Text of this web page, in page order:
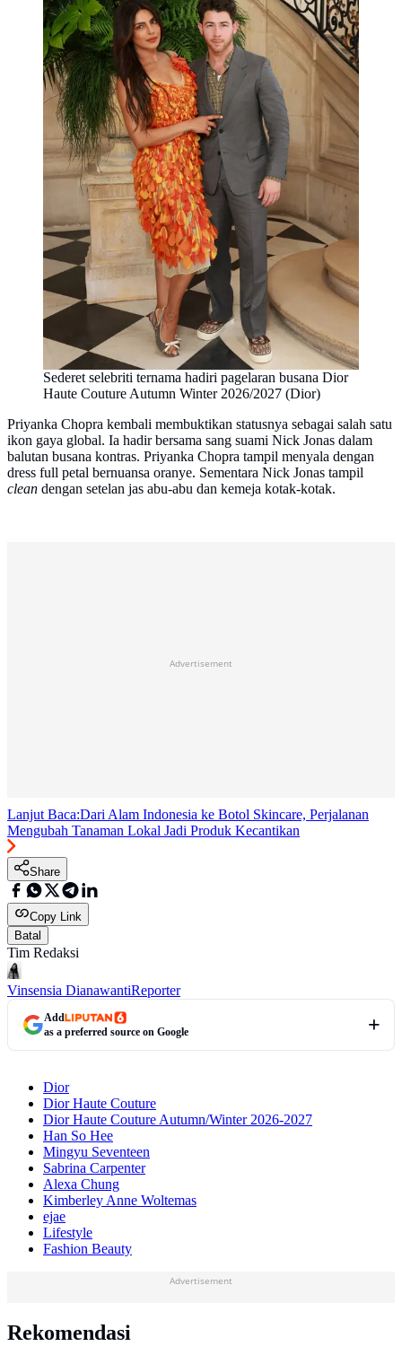
Sederet selebriti ternama hadiri pagelaran busana Dior
Haute Couture Autumn Winter 2026/2027 (Dior)
Priyanka Chopra kembali membuktikan statusnya sebagai salah satu
ikon gaya global. Ia hadir bersama sang suami Nick Jonas dalam
balutan busana kontras. Priyanka Chopra tampil menyala dengan
dress full petal bernuansa oranye. Sementara Nick Jonas tampil
clean dengan setelan jas abu-abu dan kemeja kotak-kotak.
Advertisement
Lanjut Baca:Dari Alam Indonesia ke Botol Skincare, Perjalanan
Mengubah Tanaman Lokal Jadi Produk Kecantikan
Share
Copy Link
Batal
Tim Redaksi
Vinsensia DianawantiReporter
Add
as a preferred source on Google
Dior
Dior Haute Couture
Dior Haute Couture Autumn/Winter 2026-2027
Han So Hee
Mingyu Seventeen
Sabrina Carpenter
Alexa Chung
Kimberley Anne Woltemas
ejae
Lifestyle
Fashion Beauty
Advertisement
Rekomendasi